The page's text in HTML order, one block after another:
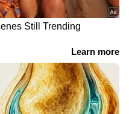
സുഖകരമായ
വാഗ്ദാനം